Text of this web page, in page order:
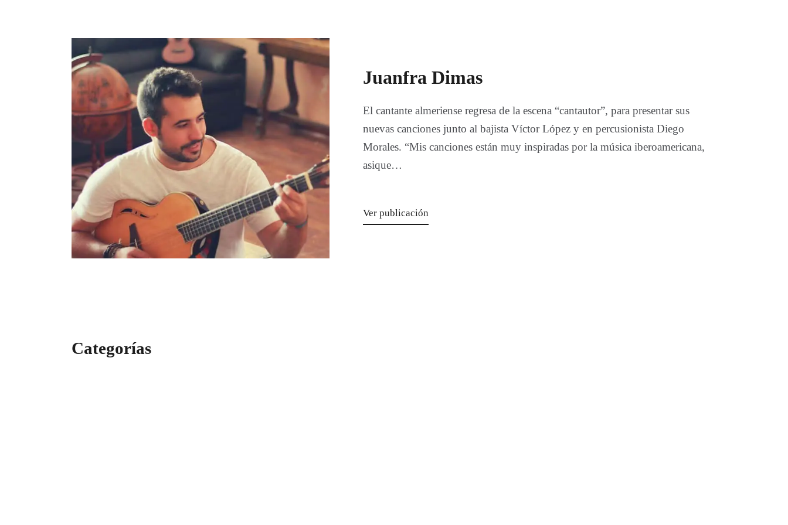
Juanfra Dimas
El cantante almeriense regresa de la escena “cantautor”, para presentar sus
nuevas canciones junto al bajista Víctor López y en percusionista Diego
Morales. “Mis canciones están muy inspiradas por la música iberoamericana,
asique…
Ver publicación
Categorías